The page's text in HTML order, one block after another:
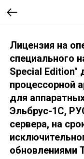
Лицензия на
специального
Special Edition"
процессорной
для
Эльбрус-1С,
сервера, на
обновлениями